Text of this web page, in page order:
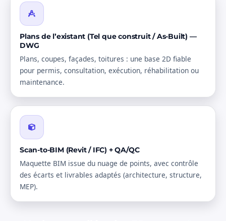
Plans de l’existant (Tel que construit / As-Built) —
DWG
Plans, coupes, façades, toitures : une base 2D fiable
pour permis, consultation, exécution, réhabilitation ou
maintenance.
Scan-to-BIM (Revit / IFC) + QA/QC
Maquette BIM issue du nuage de points, avec contrôle
des écarts et livrables adaptés (architecture, structure,
MEP).